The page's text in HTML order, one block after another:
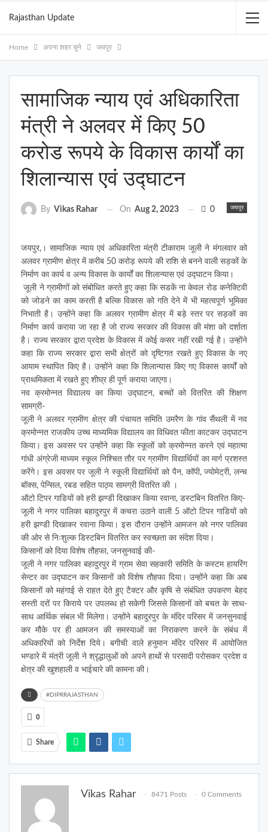
Rajasthan Update
Home अपना शहर चुने जयपुर
सामाजिक न्याय एवं अधिकारिता
मंत्री ने अलवर में किए 50
करोड रूपये के विकास कार्यों का
शिलान्यास एवं उद्घाटन
जयपुर
By Vikas Rahar On Aug 2, 2023 0
जयपुर,। सामाजिक न्याय एवं अधिकारिता मंत्री टीकाराम जूली ने मंगलवार को
अलवर ग्रामीण क्षेत्र में करीब 50 करोड़ रूपये की राशि से बनने वाली सड़कों के
निर्माण का कार्य व अन्य विकास के कार्यों का शिलान्यास एवं उद्घाटन किया।
जूली ने ग्रामीणों को संबोधित करते हुए कहा कि सडकें ना केवल रोड कनेक्टिवी
को जोडने का काम करती है बल्कि विकास को गति देने में भी महत्वपूर्ण भूमिका
निभाती है। उन्होंने कहा कि अलवर ग्रामीण क्षेत्र में बड़े स्तर पर सड़कों का
निर्माण कार्य कराया जा रहा है जो राज्य सरकार की विकास की मंशा को दर्शाता
है। राज्य सरकार द्वारा प्रदेश के विकास में कोई कसर नहीं रखी गई है। उन्होंने
कहा कि राज्य सरकार द्वारा सभी क्षेत्रों को दृष्टिगत रखते हुए विकास के नए
आयाम स्थापित किए है। उन्होंने कहा कि शिलान्यास किए गए विकास कार्यों को
प्राथमिकता में रखते हुए शीघ्र ही पूर्ण कराया जाएगा।
नव क्रमोन्नत विद्यालय का किया उद्घाटन, बच्चों को वितरित की शिक्षण
सामग्री-
जूली ने अलवर ग्रामीण क्षेत्र की पंचायत समिति उमरैण के गांव सैंथली में नव
क्रमोन्नत राजकीय उच्च माध्यमिक विद्यालय का विधिवत फीता काटकर उद्घाटन
किया। इस अवसर पर उन्होंने कहा कि स्कूलों को क्रमोन्नत करने एवं महात्मा
गांधी अंग्रेजी माध्यम स्कूल निश्चित तौर पर ग्रामीण विद्यार्थियों का मार्ग प्रशस्त
करेंगे। इस अवसर पर जूली ने स्कूली विद्यार्थियों को पैन, कॉपी, ज्योमेट्री, लन्च
बॉक्स, पेन्सिल, रबड सहित पाठ्य सामग्री वितरित की ।
ऑटो टिपर गाडियों को हरी झण्डी दिखाकर किया रवाना, डस्टबिन वितरित किए-
जूली ने नगर पालिका बहादुरपुर में कचरा उठाने वाली 5 ऑटो टिपर गाडियों को
हरी झण्डी दिखाकर रवाना किया। इस दौरान उन्होंने आमजन को नगर पालिका
की ओर से निःशुल्क डिस्टबिन वितरित कर स्वच्छता का संदेश दिया।
किसानों को दिया विशेष तौहफा, जनसुनवाई की-
जूली ने नगर पालिका बहादुरपुर में ग्राम सेवा सहकारी समिति के कस्टम हायरिंग
सेन्टर का उद्घाटन कर किसानों को विशेष तौहफा दिया। उन्होंने कहा कि अब
किसानों को महंगाई से राहत देते हुए टैक्टर और कृषि से संबंधित उपकरण बेहद
सस्ती दरों पर किराये पर उपलब्ध हो सकेगी जिससे किसानों को बचत के साथ-
साथ आर्थिक संबल भी मिलेगा। उन्होंने बहादुरपुर के मंदिर परिसर में जनसुनवाई
कर मौके पर ही आमजन की समस्याओं का निराकरण करने के संबंध में
अधिकारियों को निर्देश दिये। बगीची वाले हनुमान मंदिर परिसर में आयोजित
भण्डारे में मंत्री जूली ने श्रृद्धालुओं को अपने हाथों से परसादी परोसकर प्रदेश व
क्षेत्र की खुशहाली व भाईचारे की कामना की।
#DIPRRAJASTHAN
0
Share
Vikas Rahar 8471 Posts 0 Comments